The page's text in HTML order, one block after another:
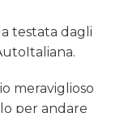
testata dagli
meraviglioso
per andare